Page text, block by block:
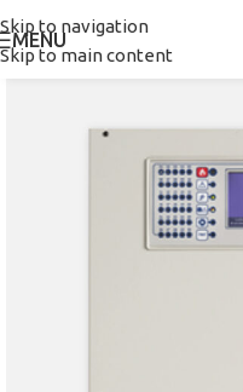
Skip to navigation
Skip to main content
MENU